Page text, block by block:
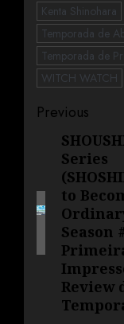
Kenta Shinohara
Temporada de
Temporada de
WITCH WATCH
Previous
Series
to
Season
Review